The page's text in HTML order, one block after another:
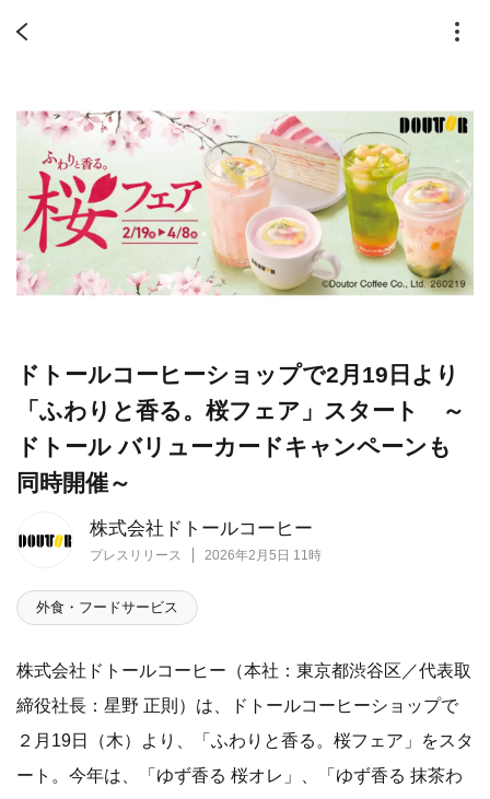
株式会社ドトールコーヒー
プレスリリース 2026年2月5日 11時
ドトールコーヒーショップで2月19日より
「ふわりと香る。桜フェア」スタート ～
ドトール バリューカードキャンペーンも
同時開催～
外食・フードサービス
株式会社ドトールコーヒー（本社：東京都渋谷区／代表取
締役社長：星野 正則）は、ドトールコーヒーショップで
２月19日（木）より、「ふわりと香る。桜フェア」をスタ
ート。今年は、「ゆず香る 桜オレ」、「ゆず香る 抹茶わ